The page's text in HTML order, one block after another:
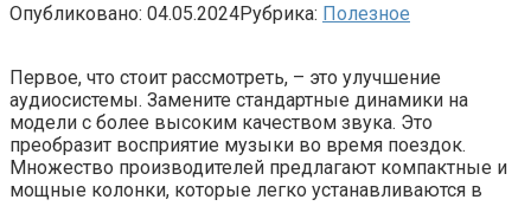
Опубликовано: 04.05.2024Рубрика: Полезное
Первое, что стоит рассмотреть, – это улучшение
аудиосистемы. Замените стандартные динамики на
модели с более высоким качеством звука. Это
преобразит восприятие музыки во время поездок.
Множество производителей предлагают компактные и
мощные колонки, которые легко устанавливаются в